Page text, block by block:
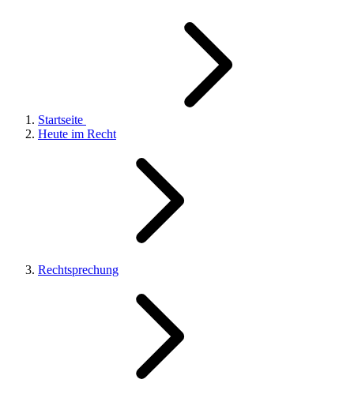
Startseite
Heute im Recht
Rechtsprechung